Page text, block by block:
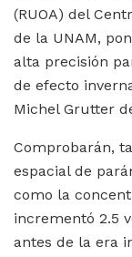
(RUOA) del
de la UNAM,
alta precisión
de efecto
Michel Grutter
Comprobarán,
espacial de
como la
incrementó 2.5
antes de la era